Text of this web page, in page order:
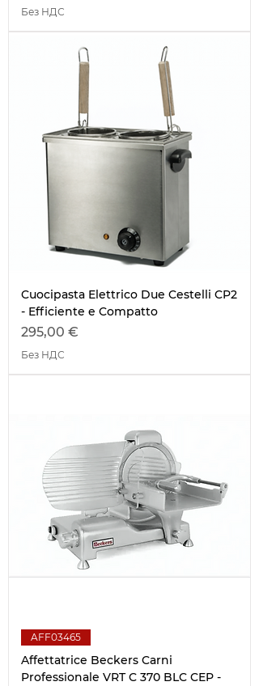
Без НДС
Cuocipasta Elettrico Due Cestelli CP2
- Efficiente e Compatto
Цена
295,00 €
Без НДС
AFF03465
Affettatrice Beckers Carni
Professionale VRT C 370 BLC CEP -